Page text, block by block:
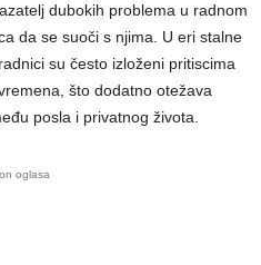
dubokih problema u radnom
da se suoči s njima. U eri stalne
su često izloženi pritiscima
što dodatno otežava
posla i privatnog života.
oglasa